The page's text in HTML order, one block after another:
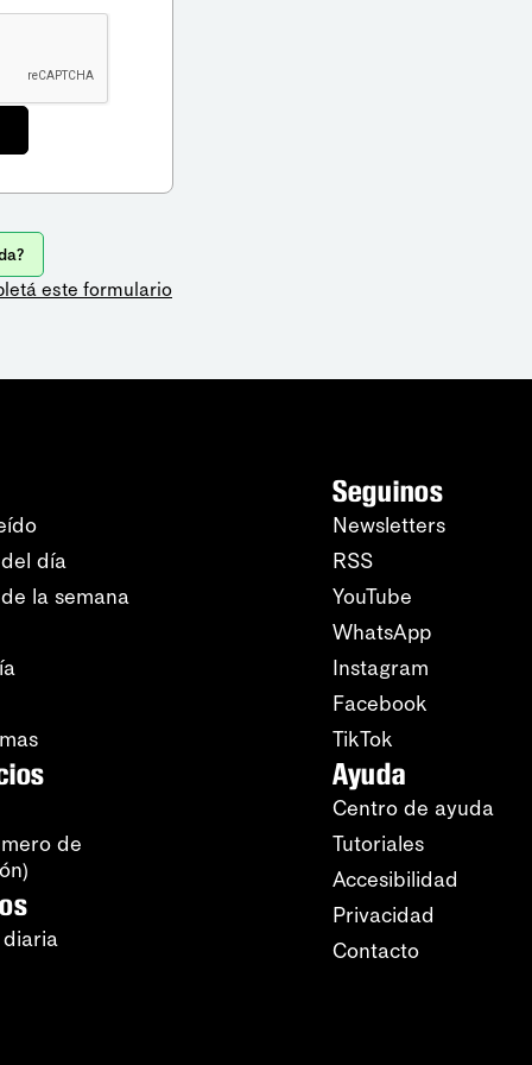
este formulario
día
la semana
de
Seguinos
Newsletters
RSS
YouTube
WhatsApp
Instagram
Facebook
TikTok
Ayuda
Centro de ayuda
Tutoriales
Accesibilidad
Privacidad
Contacto